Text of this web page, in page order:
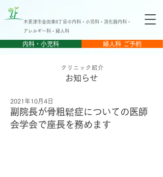
木更津市金田東6丁目の内科・小児科・消化器内科・
アレルギー科・婦人科
内科・小児科 婦人科 ご予約
​お知らせ
クリニック紹介
副院長が骨粗鬆症についての医師
会学会で座長を務めます
2021年10月4日